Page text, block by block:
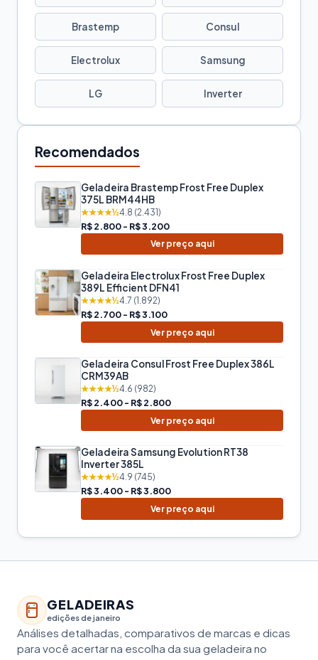
Brastemp Consul
Electrolux Samsung
LG Inverter
Recomendados
Geladeira Brastemp Frost Free Duplex
375L BRM44HB
★★★★½4.8 (2.431)
R$ 2.800 - R$ 3.200
Ver preço aqui
Geladeira Electrolux Frost Free Duplex
389L Efficient DFN41
★★★★½4.7 (1.892)
R$ 2.700 - R$ 3.100
Ver preço aqui
Geladeira Consul Frost Free Duplex 386L
CRM39AB
★★★★½4.6 (982)
R$ 2.400 - R$ 2.800
Ver preço aqui
Geladeira Samsung Evolution RT38
Inverter 385L
★★★★½4.9 (745)
R$ 3.400 - R$ 3.800
Ver preço aqui
GELADEIRAS
edições de janeiro
Análises detalhadas, comparativos de marcas e dicas
para você acertar na escolha da sua geladeira no